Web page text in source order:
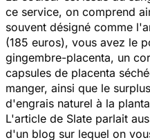
ce service, on comprend
souvent désigné comme
(185 euros), vous avez le
gingembre-placenta, un
capsules de placenta
manger, ainsi que le
d'engrais naturel à la
L'article de Slate parlait
d'un blog sur lequel on